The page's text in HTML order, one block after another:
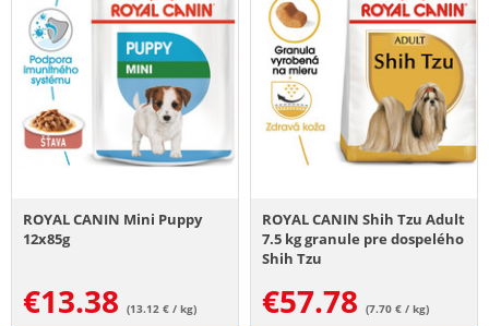
ROYAL CANIN Mini Puppy
12x85g
€13.38 (13.12 € / kg)
ROYAL CANIN Shih Tzu Adult
7.5 kg granule pre dospelého
Shih Tzu
€57.78 (7.70 € / kg)